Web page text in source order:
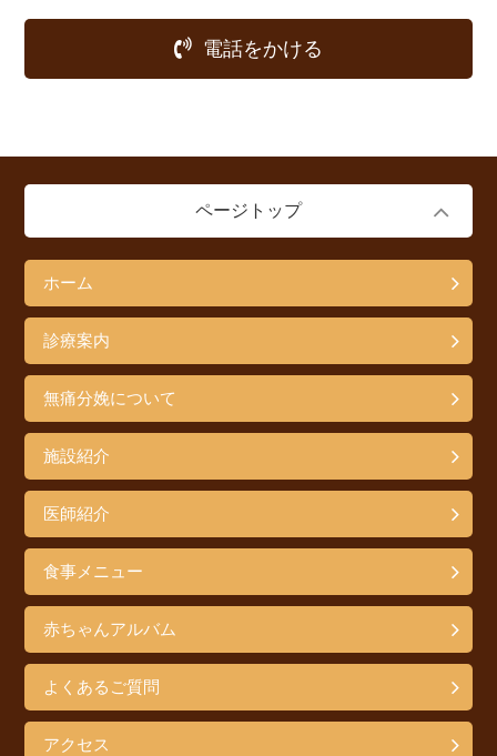
電話をかける
ページトップ
ホーム
診療案内
無痛分娩について
施設紹介
医師紹介
食事メニュー
赤ちゃんアルバム
よくあるご質問
アクセス